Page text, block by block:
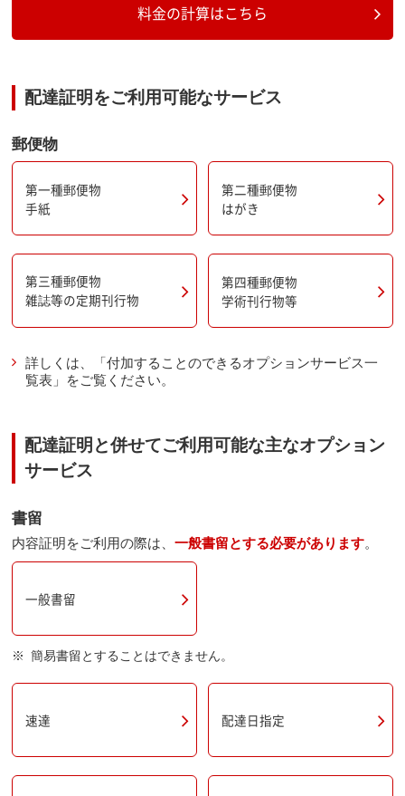
料金の計算はこちら
配達証明をご利用可能なサービス
郵便物
第一種郵便物
手紙
第二種郵便物
はがき
第三種郵便物
雑誌等の定期刊行物
第四種郵便物
学術刊行物等
詳しくは、「付加することのできるオプションサービス一
覧表」をご覧ください。
配達証明と併せてご利用可能な主なオプション
サービス
書留
内容証明をご利用の際は、一般書留とする必要があります。
一般書留
簡易書留とすることはできません。
速達 配達日指定